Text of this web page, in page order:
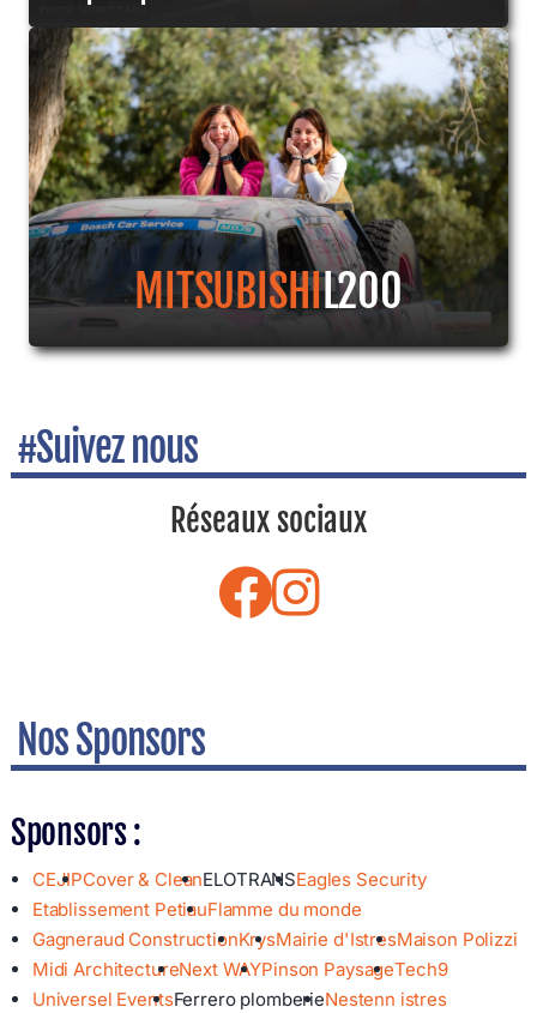
MITSUBISHIL200
#Suivez nous
Réseaux sociaux
Nos Sponsors
Sponsors :
CEJIPCover & CleanELOTRANSEagles Security
Etablissement PetiauFlamme du monde
Gagneraud ConstructionKrysMairie d'IstresMaison Polizzi
Midi ArchitectureNext WAYPinson PaysageTech9
Universel EventsFerrero plomberieNestenn istres